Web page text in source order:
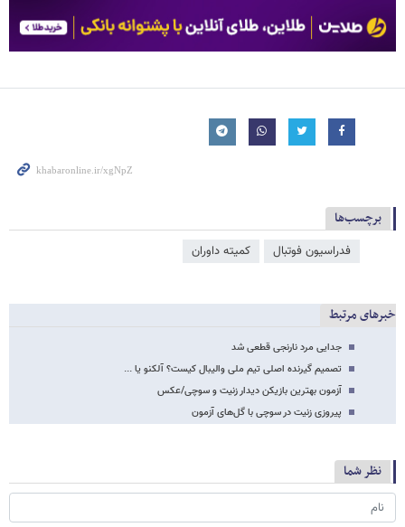
برچسب‌ها
فدراسیون فوتبال کمیته داوران
خبرهای مرتبط
جدایی مرد نارنجی قطعی شد
تصمیم گیرنده اصلی تیم ملی والیبال کیست؟ آلکنو یا ...
آزمون بهترین بازیکن دیدار زنیت و سوچی/عکس
پیروزی زنیت در سوچی با گل‌های آزمون
نظر شما